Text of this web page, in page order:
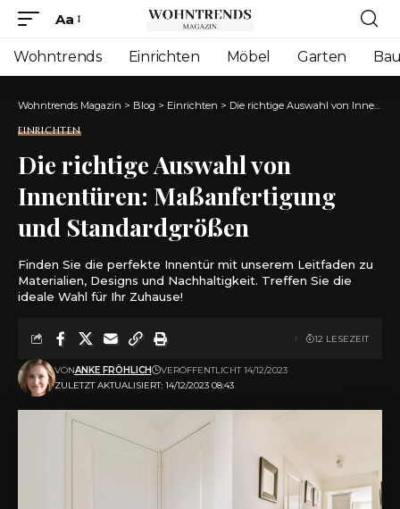
Font
Resizer
Aa
Wohntrends Einrichten Möbel Garten
Wohntrends Magazin > Blog > Einrichten > Die richtige Auswahl von Innentüren: Maßanfertigung und Standardgrößen
EINRICHTEN
Die richtige Auswahl von
Innentüren: Maßanfertigung
und Standardgrößen
Finden Sie die perfekte Innentür mit unserem Leitfaden zu
Materialien, Designs und Nachhaltigkeit. Treffen Sie die
ideale Wahl für Ihr Zuhause!
ZULETZT AKTUALISIERT: 14/12/2023 08:43
VONANKE FRÖHLICH VERÖFFENTLICHT 14/12/2023
12 LESEZEIT